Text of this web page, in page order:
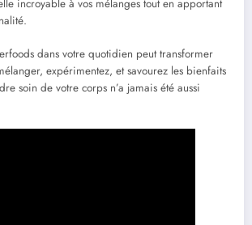
incroyable à vos mélanges tout en apportant
dans votre quotidien peut transformer
expérimentez, et savourez les bienfaits
soin de votre corps n’a jamais été aussi